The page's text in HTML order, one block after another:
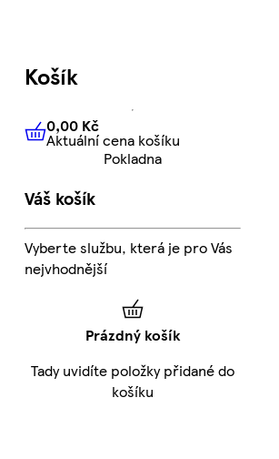
Košík
0,00 KčAktuální cena košíku
0,00 Kč
Aktuální cena košíku
Pokladna
Váš košík
Vyberte službu, která je pro Vás
nejvhodnější
Prázdný košík
Tady uvidíte položky přidané do
košíku